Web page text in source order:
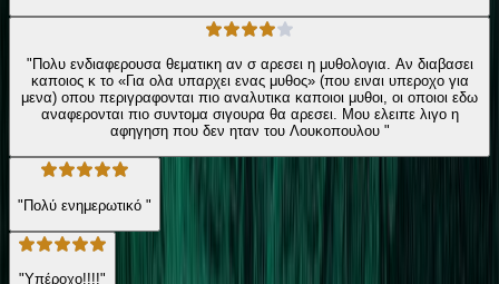
"Πολυ ενδιαφερουσα θεματικη αν σ αρεσει η μυθολογια. Αν διαβασει
καποιος κ το «Για ολα υπαρχει ενας μυθος» (που ειναι υπεροχο για
μενα) οπου περιγραφονται πιο αναλυτικα καποιοι μυθοι, οι οποιοι εδω
αναφερονται πιο συντομα σιγουρα θα αρεσει. Μου ελειπε λιγο η
αφηγηση που δεν ηταν του Λουκοπουλου "
"Πολύ ενημερωτικό "
"Υπέροχο!!!!"